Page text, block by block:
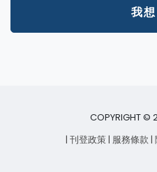
我
COPYRIGHT ©
| 刊登政策| 服務條款|